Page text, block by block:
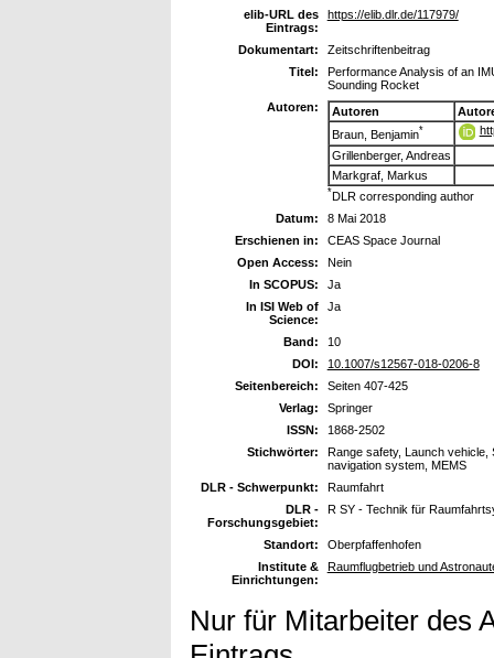
elib-URL des
Eintrags:
https://elib.dlr.de/117979/
Dokumentart:
Zeitschriftenbeitrag
Titel:
Performance Analysis of an
Sounding Rocket
Autoren:
Autoren
Braun, Benjamin*
Grillenberger, Andreas
Markgraf, Markus
*DLR corresponding author
Datum:
8 Mai 2018
Erschienen in:
CEAS Space Journal
Open Access:
Nein
In SCOPUS:
Ja
In ISI Web of
Science:
Ja
Band:
10
DOI:
10.1007/s12567-018-0206-8
Seitenbereich:
Seiten 407-425
Verlag:
Springer
ISSN:
1868-2502
Stichwörter:
Range safety, Launch
navigation system, MEMS
DLR - Schwerpunkt:
Raumfahrt
DLR -
Forschungsgebiet:
R SY - Technik für
Standort:
Oberpfaffenhofen
Institute &
Einrichtungen:
Raumflugbetrieb und
Nur für Mitarbeiter des